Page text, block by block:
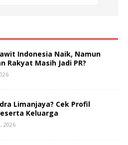
Indonesia Naik, Namun
Rakyat Masih Jadi PR?
Limanjaya? Cek Profil
Keluarga
2026